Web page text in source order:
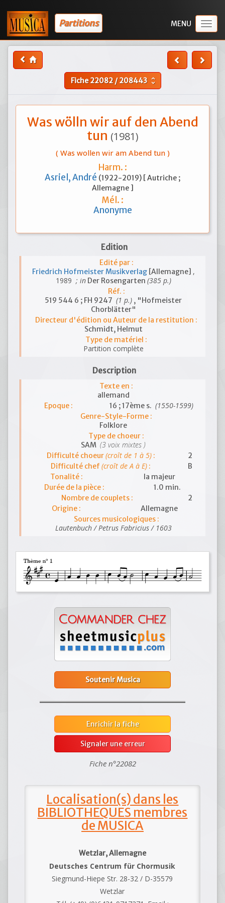
Partitions
Fiche22082/208443 unfold_more
Was wölln wir auf den Abend
tun (1981)
( Was wollen wir am Abend tun )
Harm. :
Asriel, André (1922-2019) [ Autriche ;
Allemagne ]
Mél. :
Anonyme
Edition
Edité par :
Friedrich Hofmeister Musikverlag [Allemagne] ,
1989 ; inDer Rosengarten (385 p.)
Réf. :
519 544 6 ; FH 9247 (1 p.) , "Hofmeister
Chorblätter"
Directeur d'édition ou Auteur de la restitution :
Schmidt, Helmut
Type de matériel :
Partition complète
Description
Texte en :
allemand
Epoque :
16 ; 17ème s. (1550-1599)
Genre-Style-Forme :
Folklore
Type de choeur :
SAM (3 voix mixtes )
Difficulté choeur(croît de 1 à 5):
2
Difficulté chef(croît de A à E) :
B
Tonalité :
la majeur
Durée de la pièce :
1.0 min.
Nombre de couplets :
2
Origine :
Allemagne
Sources musicologiques :
Lautenbuch / Petrus Fabricius / 1603
Soutenir Musica
Enrichir la fiche
Signaler une erreur
Fiche n°22082
Localisation(s) dans les
BIBLIOTHEQUES membres
de MUSICA
Wetzlar, Allemagne
Deutsches Centrum für Chormusik
Siegmund-Hiepe Str. 28-32 / D-35579
Wetzlar